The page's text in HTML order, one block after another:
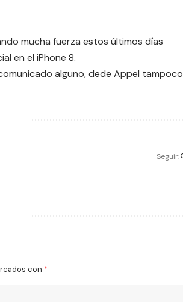
mucha fuerza estos últimos días
en el iPhone 8.
alguno, dede Appel tampoco
Seguir:
con *